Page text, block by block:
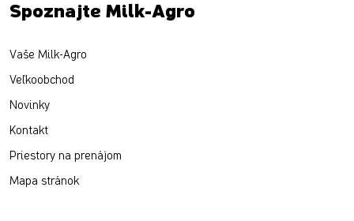
Spoznajte Milk-Agro
Vaše Milk-Agro
Veľkoobchod
Novinky
Kontakt
Priestory na prenájom
Mapa stránok